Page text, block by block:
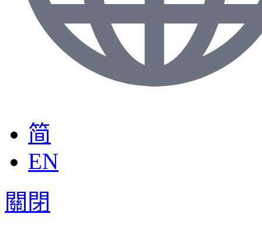
简
EN
關閉